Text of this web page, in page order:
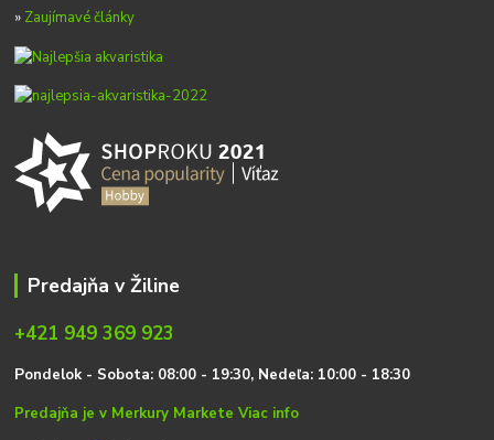
» Zaujímavé články
Predajňa v Žiline
+421 949 369 923
Pondelok - Sobota: 08:00 - 19:30, Nedeľa: 10:00 - 18:30
Predajňa je v Merkury MarketeViac info